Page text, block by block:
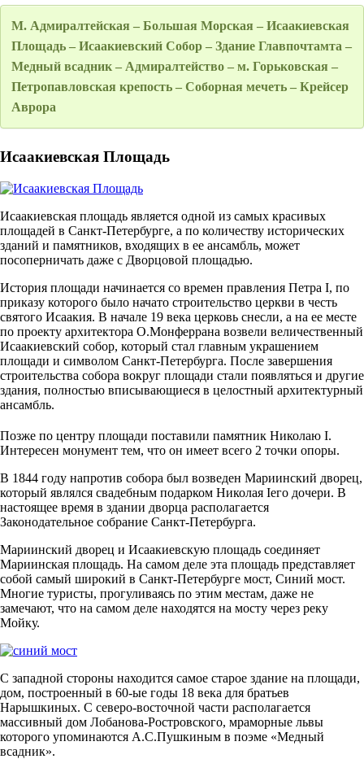
М. Адмиралтейская – Большая Морская – Исаакиевская
Площадь – Исаакиевский Собор – Здание Главпочтамта –
Медный всадник – Адмиралтейство – м. Горьковская –
Петропавловская крепость – Соборная мечеть – Крейсер
Аврора
Исаакиевская Площадь
Исаакиевская площадь является одной из самых красивых
площадей в Санкт-Петербурге, а по количеству исторических
зданий и памятников, входящих в ее ансамбль, может
посоперничать даже с Дворцовой площадью.
История площади начинается со времен правления Петра I, по
приказу которого было начато строительство церкви в честь
святого Исаакия. В начале 19 века церковь снесли, а на ее месте
по проекту архитектора О.Монферрана возвели величественный
Исаакиевский собор, который стал главным украшением
площади и символом Санкт-Петербурга. После завершения
строительства собора вокруг площади стали появляться и другие
здания, полностью вписывающиеся в целостный архитектурный
ансамбль.
Позже по центру площади поставили памятник Николаю I.
Интересен монумент тем, что он имеет всего 2 точки опоры.
В 1844 году напротив собора был возведен Мариинский дворец,
который являлся свадебным подарком Николая Iего дочери. В
настоящее время в здании дворца располагается
Законодательное собрание Санкт-Петербурга.
Мариинский дворец и Исаакиевскую площадь соединяет
Мариинская площадь. На самом деле эта площадь представляет
собой самый широкий в Санкт-Петербурге мост, Синий мост.
Многие туристы, прогуливаясь по этим местам, даже не
замечают, что на самом деле находятся на мосту через реку
Мойку.
С западной стороны находится самое старое здание на площади,
дом, построенный в 60-ые годы 18 века для братьев
Нарышкиных. С северо-восточной части располагается
массивный дом Лобанова-Ростровского, мраморные львы
которого упоминаются А.С.Пушкиным в поэме «Медный
всадник».